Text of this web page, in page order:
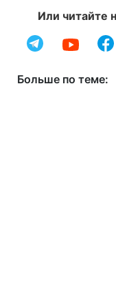
Или читайте
Больше по теме: